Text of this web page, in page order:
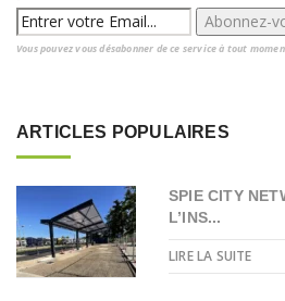
Vous pouvez vous désabonner de ce service à tout
ARTICLES POPULAIRES
SPIE CITY
L’INS...
LIRE LA SUITE